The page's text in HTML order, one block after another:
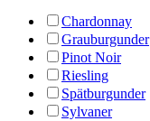
Chardonnay
Grauburgunder
Pinot Noir
Riesling
Spätburgunder
Sylvaner